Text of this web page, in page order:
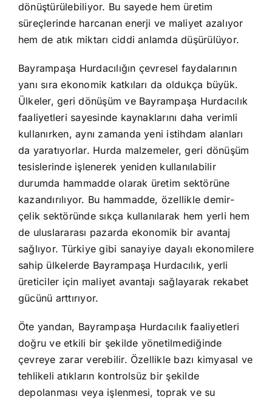
dönüştürülebiliyor. Bu sayede hem üretim
süreçlerinde harcanan enerji ve maliyet azalıyor
hem de atık miktarı ciddi anlamda düşürülüyor.
Bayrampaşa Hurdacılığın çevresel faydalarının
yanı sıra ekonomik katkıları da oldukça büyük.
Ülkeler, geri dönüşüm ve Bayrampaşa Hurdacılık
faaliyetleri sayesinde kaynaklarını daha verimli
kullanırken, aynı zamanda yeni istihdam alanları
da yaratıyorlar. Hurda malzemeler, geri dönüşüm
tesislerinde işlenerek yeniden kullanılabilir
durumda hammadde olarak üretim sektörüne
kazandırılıyor. Bu hammadde, özellikle demir-
çelik sektöründe sıkça kullanılarak hem yerli hem
de uluslararası pazarda ekonomik bir avantaj
sağlıyor. Türkiye gibi sanayiye dayalı ekonomilere
sahip ülkelerde Bayrampaşa Hurdacılık, yerli
üreticiler için maliyet avantajı sağlayarak rekabet
gücünü arttırıyor.
Öte yandan, Bayrampaşa Hurdacılık faaliyetleri
doğru ve etkili bir şekilde yönetilmediğinde
çevreye zarar verebilir. Özellikle bazı kimyasal ve
tehlikeli atıkların kontrolsüz bir şekilde
depolanması veya işlenmesi, toprak ve su